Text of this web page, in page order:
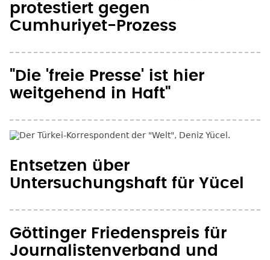
protestiert gegen
Cumhuriyet-Prozess
"Die 'freie Presse' ist hier
weitgehend in Haft"
Entsetzen über
Untersuchungshaft für Yücel
Göttinger Friedenspreis für
Journalistenverband und